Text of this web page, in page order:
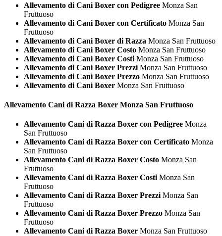
Allevamento di Cani Boxer con Pedigree Monza San
Fruttuoso
Allevamento di Cani Boxer con Certificato Monza San
Fruttuoso
Allevamento di Cani Boxer di Razza Monza San Fruttuoso
Allevamento di Cani Boxer Costo Monza San Fruttuoso
Allevamento di Cani Boxer Costi Monza San Fruttuoso
Allevamento di Cani Boxer Prezzi Monza San Fruttuoso
Allevamento di Cani Boxer Prezzo Monza San Fruttuoso
Allevamento di Cani Boxer Monza San Fruttuoso
Allevamento Cani di Razza Boxer Monza San Fruttuoso
Allevamento Cani di Razza Boxer con Pedigree Monza
San Fruttuoso
Allevamento Cani di Razza Boxer con Certificato Monza
San Fruttuoso
Allevamento Cani di Razza Boxer Costo Monza San
Fruttuoso
Allevamento Cani di Razza Boxer Costi Monza San
Fruttuoso
Allevamento Cani di Razza Boxer Prezzi Monza San
Fruttuoso
Allevamento Cani di Razza Boxer Prezzo Monza San
Fruttuoso
Allevamento Cani di Razza Boxer Monza San Fruttuoso